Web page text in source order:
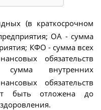
(в краткосрочном
ОА - сумма
КФО - сумма всех
обязательств
внутренних
обязательств
быть отложена до